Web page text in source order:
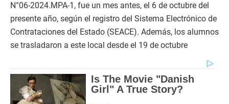
N°06-2024.MPA-1, fue un mes antes, el 6 de octubre del
presente año, según el registro del Sistema Electrónico de
Contrataciones del Estado (SEACE). Además, los alumnos
se trasladaron a este local desde el 19 de octubre